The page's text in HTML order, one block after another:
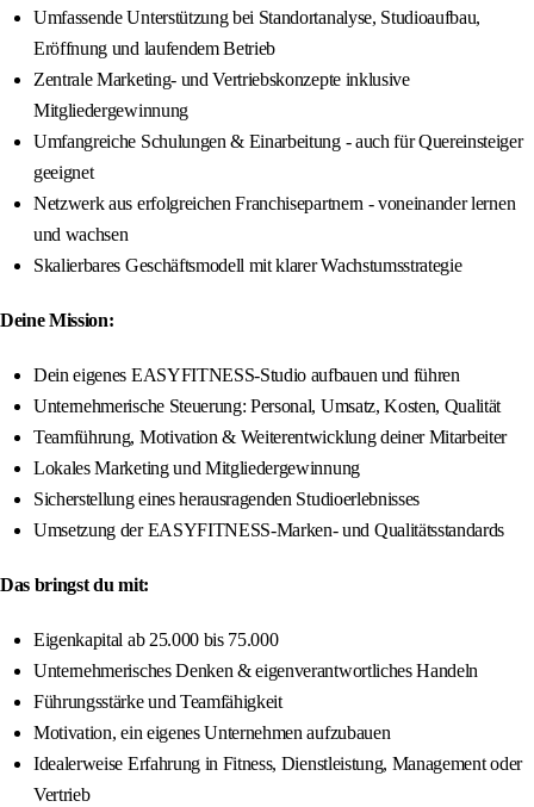
Umfassende Unterstützung bei Standortanalyse, Studioaufbau,
Eröffnung und laufendem Betrieb
Zentrale Marketing- und Vertriebskonzepte inklusive
Mitgliedergewinnung
Umfangreiche Schulungen & Einarbeitung - auch für Quereinsteiger
geeignet
Netzwerk aus erfolgreichen Franchisepartnern - voneinander lernen
und wachsen
Skalierbares Geschäftsmodell mit klarer Wachstumsstrategie
Deine Mission:
Dein eigenes EASYFITNESS-Studio aufbauen und führen
Unternehmerische Steuerung: Personal, Umsatz, Kosten, Qualität
Teamführung, Motivation & Weiterentwicklung deiner Mitarbeiter
Lokales Marketing und Mitgliedergewinnung
Sicherstellung eines herausragenden Studioerlebnisses
Umsetzung der EASYFITNESS-Marken- und Qualitätsstandards
Das bringst du mit:
Eigenkapital ab 25.000 bis 75.000
Unternehmerisches Denken & eigenverantwortliches Handeln
Führungsstärke und Teamfähigkeit
Motivation, ein eigenes Unternehmen aufzubauen
Idealerweise Erfahrung in Fitness, Dienstleistung, Management oder
Vertrieb